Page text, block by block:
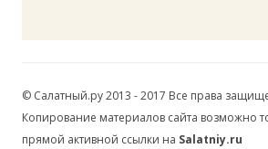
© Салатный.ру 2013 - 2017 Все права
Копирование материалов сайта возможно
прямой активной ссылки на Salatniy.ru